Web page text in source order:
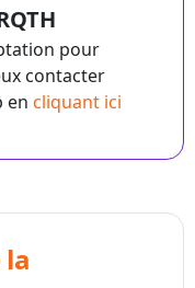
pour
contacter
en cliquant ici